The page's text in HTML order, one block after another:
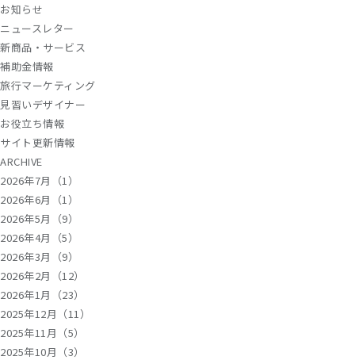
お知らせ
ニュースレター
新商品・サービス
補助金情報
旅行マーケティング
見習いデザイナー
お役立ち情報
サイト更新情報
ARCHIVE
2026年7月（1）
2026年6月（1）
2026年5月（9）
2026年4月（5）
2026年3月（9）
2026年2月（12）
2026年1月（23）
2025年12月（11）
2025年11月（5）
2025年10月（3）